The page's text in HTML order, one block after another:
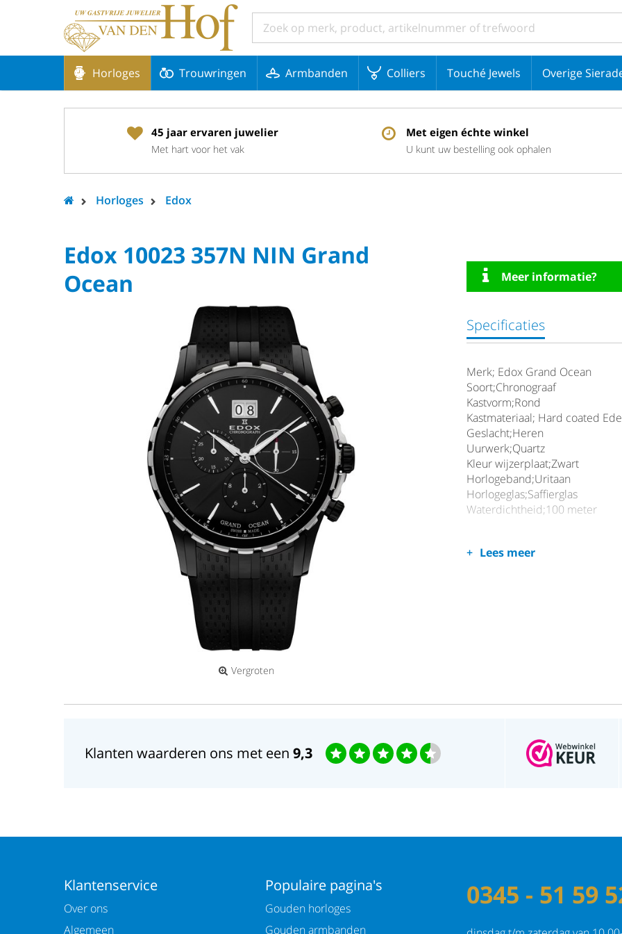
Horloges Trouwringen Armbanden Colliers Touché Jewels Overige
45 jaar ervaren juwelier
Met hart voor het vak
Met eigen échte winkel
U kunt uw bestelling ook ophalen
Horloges Edox
Edox 10023 357N NIN Grand
Ocean
Vergroten
Meer informatie?
Specificaties
Merk; Edox Grand Ocean
Soort;Chronograaf
Kastvorm;Rond
Kastmateriaal; Hard coated
Geslacht;Heren
Uurwerk;Quartz
Kleur wijzerplaat;Zwart
Horlogeband;Uritaan
Horlogeglas;Saffierglas
Waterdichtheid;100 meter
Lees meer
Klanten waarderen ons met een 9,3
Klantenservice
Over ons
Algemeen
Populaire pagina's
Gouden horloges
Gouden armbanden
0345 - 51 59